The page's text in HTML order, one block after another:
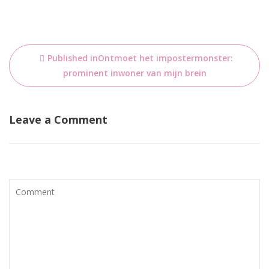
Bericht
navigatie
Published inOntmoet het impostermonster:
prominent inwoner van mijn brein
Leave a Comment